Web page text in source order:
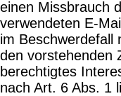
einen Missbrauch
verwendeten E-
im Beschwerdefall
den vorstehenden
berechtigtes
nach Art. 6 Abs. 1